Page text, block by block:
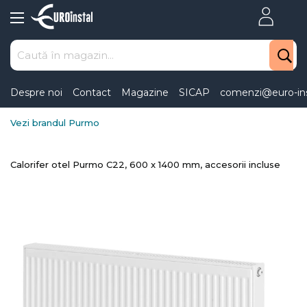
to
Content
Despre noi Contact Magazine SICAP comenzi@euro-
Vezi brandul Purmo
Calorifer otel Purmo C22, 600 x 1400 mm, accesorii incluse
end